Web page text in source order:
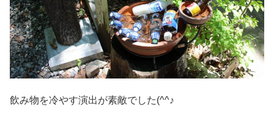
飲み物を冷やす演出が素敵でした(^^♪